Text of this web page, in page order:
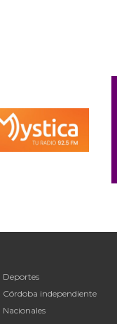
Deportes
Córdoba independiente
Nacionales